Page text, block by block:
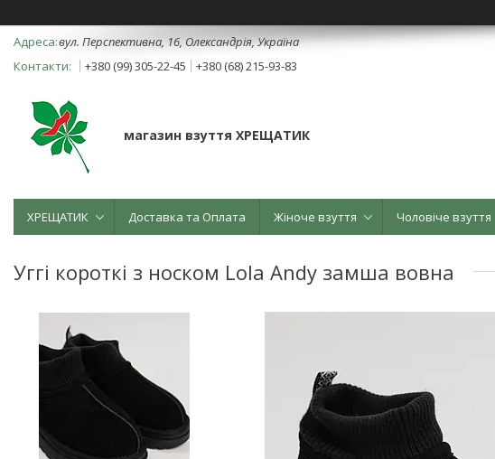
вул. Перспективна, 16, Олександрія, Україна
+380 (99) 305-22-45
+380 (68) 215-93-83
магазин взуття ХРЕЩАТИК
ХРЕЩАТИК Доставка та Оплата Жіноче взуття Чоловіче взуття
Уггі короткі з носком Lola Andy замша вовна